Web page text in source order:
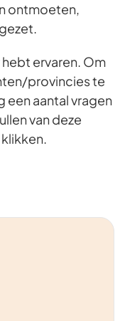
ontmoeten,
ervaren. Om
provincies te
een aantal vragen
van deze